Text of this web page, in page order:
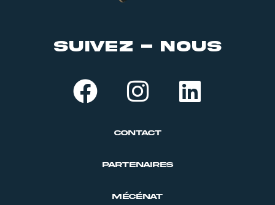
suivez - nous
Contact
PARTENAIRES
MÉCÉNAT